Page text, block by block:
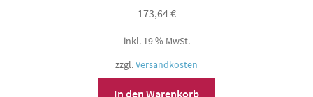
173,64€
inkl. 19 % MwSt.
zzgl.Versandkosten
In den Warenkorb